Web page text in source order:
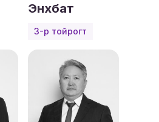
Энхбат
3-р тойрогт